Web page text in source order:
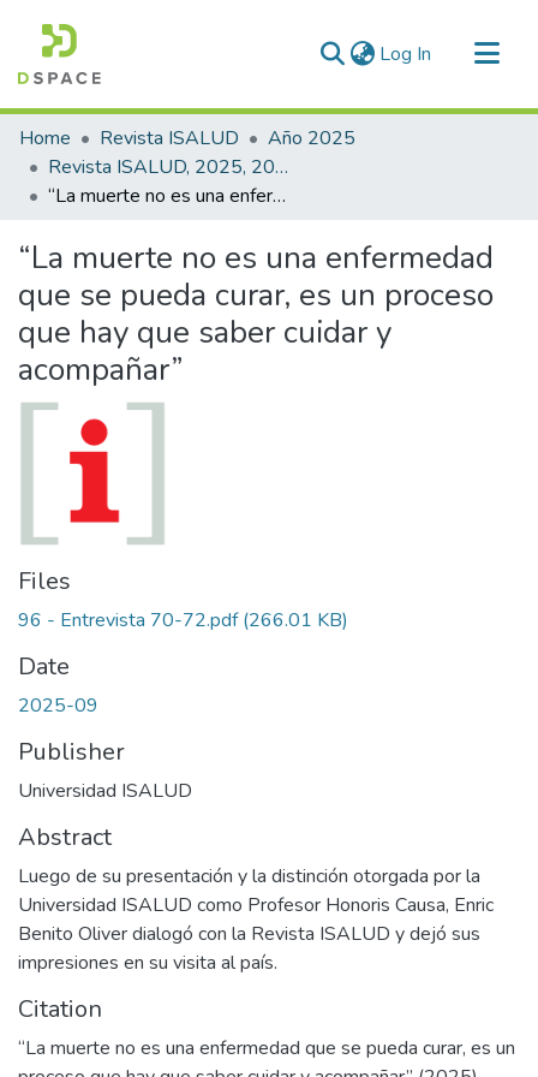
Log In (current)
Communities & Collections
All of DSpace
Statistics
Home Revista ISALUD
Año 2025
Revista ISALUD, 2025, 20(96)
“La muerte no es una enfermedad que se pueda curar, es un proceso que hay que saber cuidar y acompañar”
“La muerte no es una enfermedad
que se pueda curar, es un proceso
que hay que saber cuidar y
acompañar”
Files
96 - Entrevista 70-72.pdf(266.01 KB)
Date
2025-09
Publisher
Universidad ISALUD
Abstract
Luego de su presentación y la distinción otorgada por la
Universidad ISALUD como Profesor Honoris Causa, Enric
Benito Oliver dialogó con la Revista ISALUD y dejó sus
impresiones en su visita al país.
Citation
“La muerte no es una enfermedad que se pueda curar, es un